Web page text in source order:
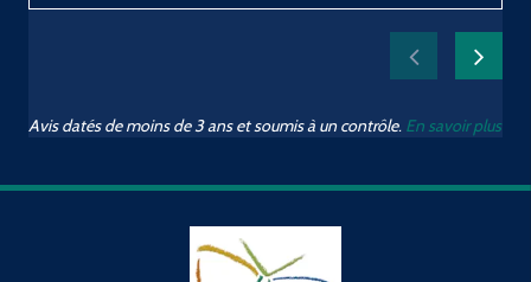
Avis datés de moins de 3 ans et soumis à un contrôle. En savoir plus